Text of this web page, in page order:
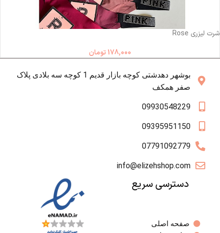
شرت لیزری Rose
178,000 تومان
بوشهر دهدشتی کوچه بازار قدیم 1 کوچه سه بلادی پلاک
صفر همکف
09930548229
09395951150
07791092779
info@elizehshop.com
دسترسی سریع
صفحه اصلی